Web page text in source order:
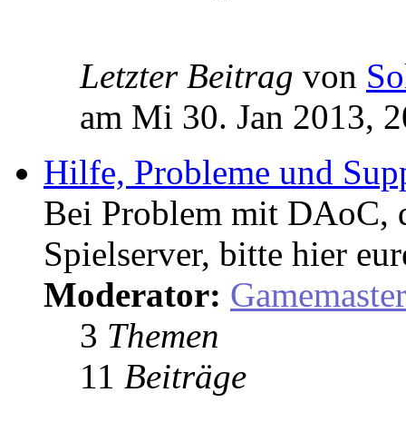
Letzter Beitrag von
am Mi 30. Jan 2013,
Hilfe, Probleme und
Bei Problem mit DAoC,
Spielserver, bitte hier
Moderator: Gamemaster
3 Themen
11 Beiträge